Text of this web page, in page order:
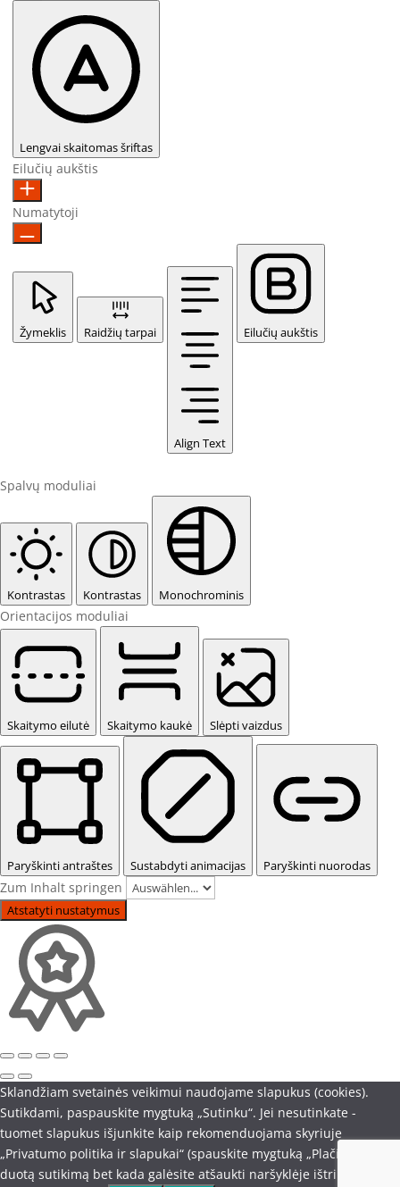
Lengvai skaitomas šriftas
Eilučių aukštis
Numatytoji
Žymeklis Raidžių tarpai
Align Text
Eilučių aukštis
Spalvų moduliai
Kontrastas Kontrastas Monochrominis
Orientacijos moduliai
Skaitymo eilutė Skaitymo kaukė Slėpti vaizdus
Paryškinti antraštes Sustabdyti animacijas Paryškinti nuorodas
Zum Inhalt springen
Atstatyti nustatymus
Sklandžiam svetainės veikimui naudojame slapukus (cookies).
Sutikdami, paspauskite mygtuką „Sutinku“. Jei nesutinkate -
tuomet slapukus išjunkite kaip rekomenduojama skyriuje
„Privatumo politika ir slapukai“ (spauskite mygtuką „Plačiau“). Savo
duotą sutikimą bet kada galėsite atšaukti naršyklėje ištrindami